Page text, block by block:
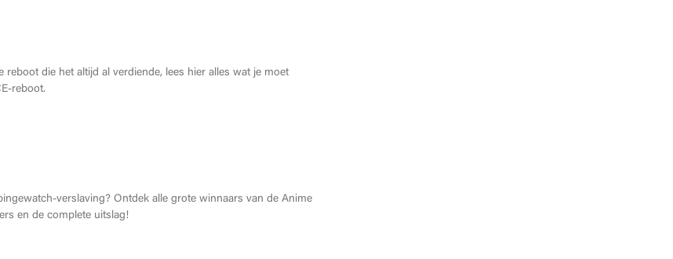
reboot die het altijd al verdiende, lees hier alles wat je moet
reboot.
verslaving? Ontdek alle grote winnaars van de Anime
en de complete uitslag!